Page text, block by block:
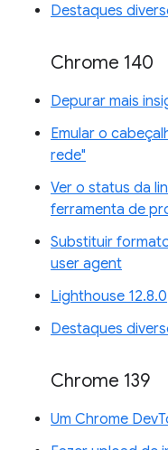
Destaques
Chrome 140
Depurar mais
Emular o
rede"
Ver o status da
ferramenta de
Substituir
user agent
Lighthouse 12.8.0
Destaques
Chrome 139
Um Chrome